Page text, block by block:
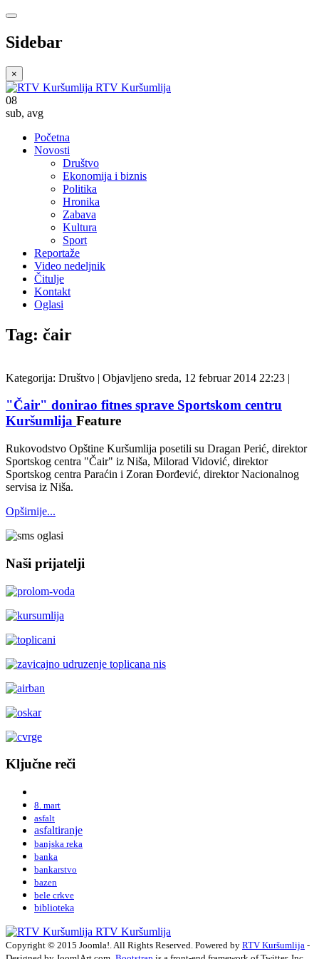
Sidebar
×
RTV Kuršumlija
08
sub, avg
Početna
Novosti
Društvo
Ekonomija i biznis
Politika
Hronika
Zabava
Kultura
Sport
Reportaže
Video nedeljnik
Čitulje
Kontakt
Oglasi
Tag: čair
Kategorija: Društvo | Objavljeno sreda, 12 februar 2014 22:23 |
"Čair" donirao fitnes sprave Sportskom centru
Kuršumlija Feature
Rukovodstvo Opštine Kuršumlija posetili su Dragan Perić, direktor
Sportskog centra "Čair" iz Niša, Milorad Vidović, direktor
Sportskog centra Paraćin i Zoran Đorđević, direktor Nacionalnog
servisa iz Niša.
Opširnije...
Naši prijatelji
Ključne reči
8. mart
asfalt
asfaltiranje
banjska reka
banka
bankarstvo
bazen
bele crkve
biblioteka
RTV Kuršumlija
Copyright © 2015 Joomla!. All Rights Reserved. Powered by RTV Kuršumlija -